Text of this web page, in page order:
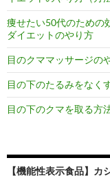
痩せたい50代のための
ダイエットのやり方
目のクママッサージの
目の下のたるみをなく
目の下のクマを取る方
【機能性表示食品】